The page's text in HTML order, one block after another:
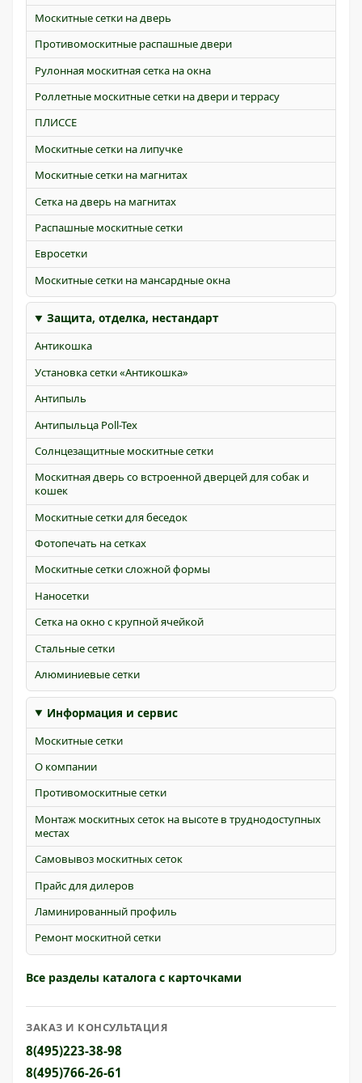
Москитные сетки на дверь
Противомоскитные распашные двери
Рулонная москитная сетка на окна
Роллетные москитные сетки на двери и террасу
ПЛИССЕ
Москитные сетки на липучке
Москитные сетки на магнитах
Сетка на дверь на магнитах
Распашные москитные сетки
Евросетки
Москитные сетки на мансардные окна
Защита, отделка, нестандарт
Антикошка
Установка сетки «Антикошка»
Антипыль
Антипыльца Poll-Tex
Солнцезащитные москитные сетки
Москитная дверь со встроенной дверцей для собак и
кошек
Москитные сетки для беседок
Фотопечать на сетках
Москитные сетки сложной формы
Наносетки
Сетка на окно с крупной ячейкой
Стальные сетки
Алюминиевые сетки
Информация и сервис
Москитные сетки
О компании
Противомоскитные сетки
Монтаж москитных сеток на высоте в труднодоступных
местах
Самовывоз москитных сеток
Прайс для дилеров
Ламинированный профиль
Ремонт москитной сетки
Все разделы каталога с карточками
ЗАКАЗ И КОНСУЛЬТАЦИЯ
8(495)223-38-98
8(495)766-26-61